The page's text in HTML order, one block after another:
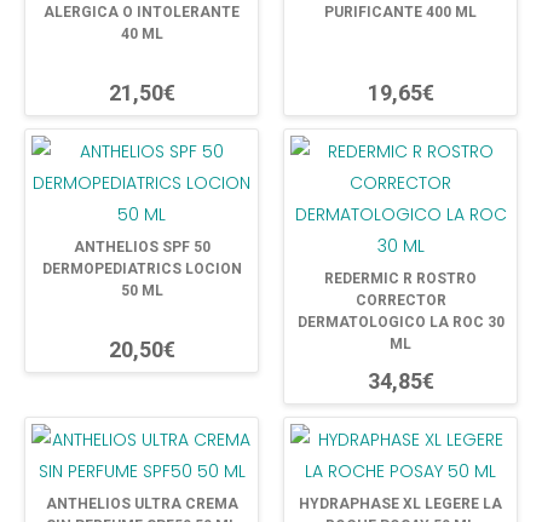
ALERGICA O INTOLERANTE
40 ML
21,50€
PURIFICANTE 400 ML
19,65€
ANTHELIOS SPF 50
DERMOPEDIATRICS LOCION
50 ML
20,50€
REDERMIC R ROSTRO
CORRECTOR
DERMATOLOGICO LA ROC 30
ML
34,85€
ANTHELIOS ULTRA CREMA
HYDRAPHASE XL LEGERE LA